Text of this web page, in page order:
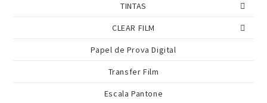
TINTAS
CLEAR FILM
Papel de Prova Digital
Transfer Film
Escala Pantone